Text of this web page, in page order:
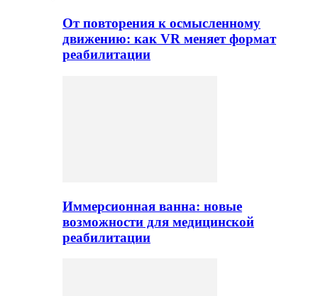
От повторения к осмысленному
движению: как VR меняет формат
реабилитации
Иммерсионная ванна: новые
возможности для медицинской
реабилитации